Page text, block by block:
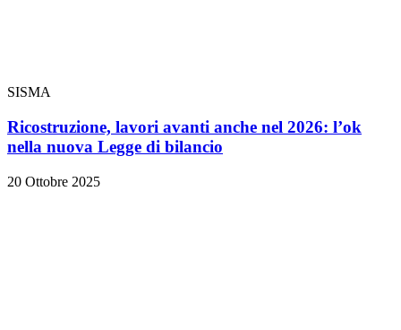
SISMA
Ricostruzione, lavori avanti anche nel 2026: l’ok
nella nuova Legge di bilancio
20 Ottobre 2025